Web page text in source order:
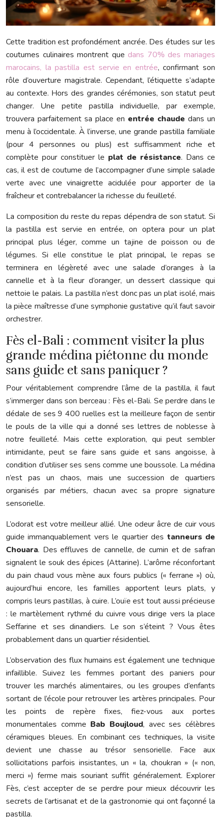
Cette tradition est profondément ancrée. Des études sur les
coutumes culinaires montrent que dans 70% des mariages
marocains, la pastilla est servie en entrée, confirmant son
rôle d’ouverture magistrale. Cependant, l’étiquette s’adapte
au contexte. Hors des grandes cérémonies, son statut peut
changer. Une petite pastilla individuelle, par exemple,
trouvera parfaitement sa place en entrée chaude dans un
menu à l’occidentale. À l’inverse, une grande pastilla familiale
(pour 4 personnes ou plus) est suffisamment riche et
complète pour constituer le plat de résistance. Dans ce
cas, il est de coutume de l’accompagner d’une simple salade
verte avec une vinaigrette acidulée pour apporter de la
fraîcheur et contrebalancer la richesse du feuilleté.
La composition du reste du repas dépendra de son statut. Si
la pastilla est servie en entrée, on optera pour un plat
principal plus léger, comme un tajine de poisson ou de
légumes. Si elle constitue le plat principal, le repas se
terminera en légèreté avec une salade d’oranges à la
cannelle et à la fleur d’oranger, un dessert classique qui
nettoie le palais. La pastilla n’est donc pas un plat isolé, mais
la pièce maîtresse d’une symphonie gustative qu’il faut savoir
orchestrer.
Fès el-Bali : comment visiter la plus
grande médina piétonne du monde
sans guide et sans paniquer ?
Pour véritablement comprendre l’âme de la pastilla, il faut
s’immerger dans son berceau : Fès el-Bali. Se perdre dans le
dédale de ses 9 400 ruelles est la meilleure façon de sentir
le pouls de la ville qui a donné ses lettres de noblesse à
notre feuilleté. Mais cette exploration, qui peut sembler
intimidante, peut se faire sans guide et sans angoisse, à
condition d’utiliser ses sens comme une boussole. La médina
n’est pas un chaos, mais une succession de quartiers
organisés par métiers, chacun avec sa propre signature
sensorielle.
L’odorat est votre meilleur allié. Une odeur âcre de cuir vous
guide immanquablement vers le quartier des tanneurs de
Chouara. Des effluves de cannelle, de cumin et de safran
signalent le souk des épices (Attarine). L’arôme réconfortant
du pain chaud vous mène aux fours publics (« ferrane ») où,
aujourd’hui encore, les familles apportent leurs plats, y
compris leurs pastillas, à cuire. L’ouïe est tout aussi précieuse
: le martèlement rythmé du cuivre vous dirige vers la place
Seffarine et ses dinandiers. Le son s’éteint ? Vous êtes
probablement dans un quartier résidentiel.
L’observation des flux humains est également une technique
infaillible. Suivez les femmes portant des paniers pour
trouver les marchés alimentaires, ou les groupes d’enfants
sortant de l’école pour retrouver les artères principales. Pour
les points de repère fixes, fiez-vous aux portes
monumentales comme Bab Boujloud, avec ses célèbres
céramiques bleues. En combinant ces techniques, la visite
devient une chasse au trésor sensorielle. Face aux
sollicitations parfois insistantes, un « la, choukran » (« non,
merci ») ferme mais souriant suffit généralement. Explorer
Fès, c’est accepter de se perdre pour mieux découvrir les
secrets de l’artisanat et de la gastronomie qui ont façonné la
pastilla.